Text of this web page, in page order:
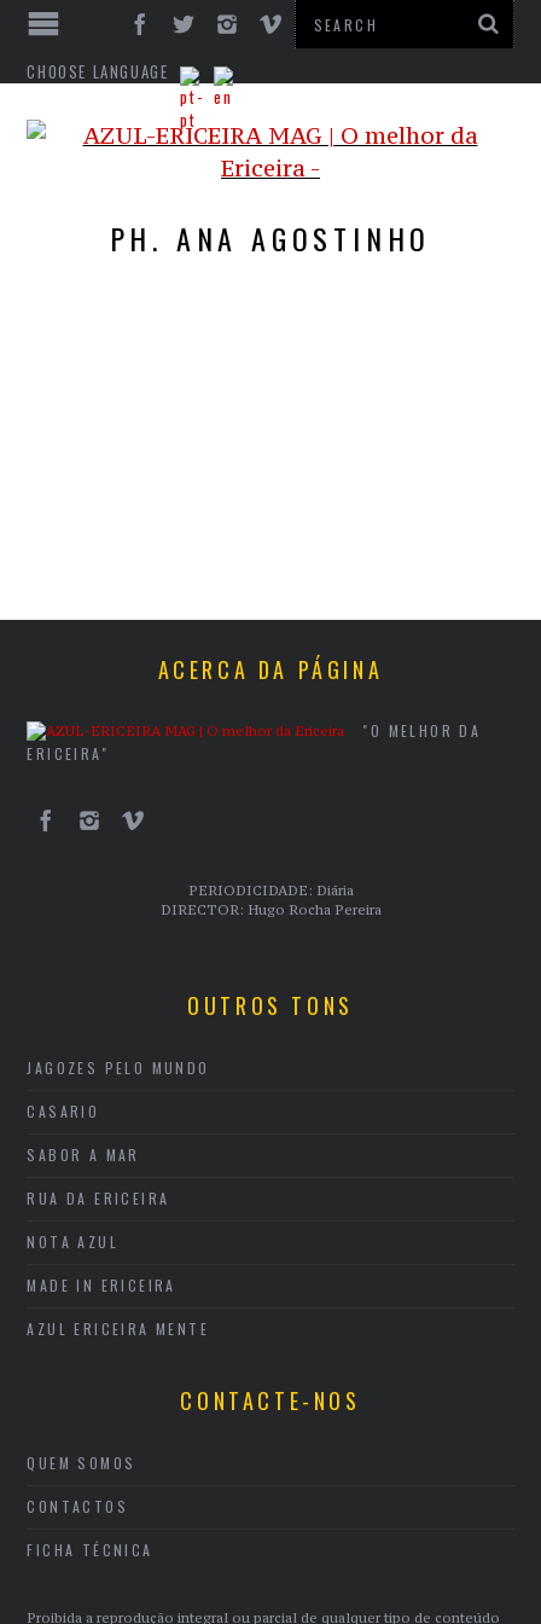
CHOOSE LANGUAGE
PH. ANA AGOSTINHO
ACERCA DA PÁGINA
"O MELHOR DA
ERICEIRA"
PERIODICIDADE: Diária
DIRECTOR: Hugo Rocha Pereira
OUTROS TONS
JAGOZES PELO MUNDO
CASARIO
SABOR A MAR
RUA DA ERICEIRA
NOTA AZUL
MADE IN ERICEIRA
AZUL ERICEIRA MENTE
CONTACTE-NOS
QUEM SOMOS
CONTACTOS
FICHA TÉCNICA
Proibida a reprodução integral ou parcial de qualquer tipo de conteúdo